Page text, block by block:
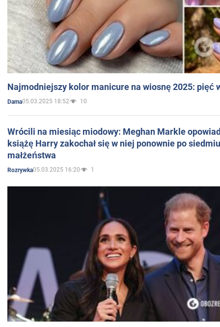
Najmodniejszy kolor manicure na wiosnę 2025: pięć
Dama05.03.2025 18:52 10
Wrócili na miesiąc miodowy: Meghan Markle
książę Harry zakochał się w niej ponownie po
małżeństwa
Rozrywka05.03.2025 16:20 1